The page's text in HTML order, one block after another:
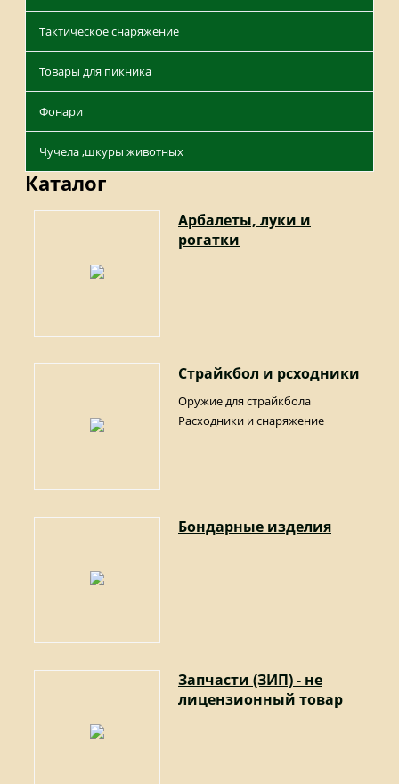
Тактическое снаряжение
Товары для пикника
Фонари
Чучела ,шкуры животных
Каталог
Арбалеты, луки и
рогатки
Страйкбол и рсходники
Оружие для страйкбола
Расходники и снаряжение
Бондарные изделия
Запчасти (ЗИП) - не
лицензионный товар